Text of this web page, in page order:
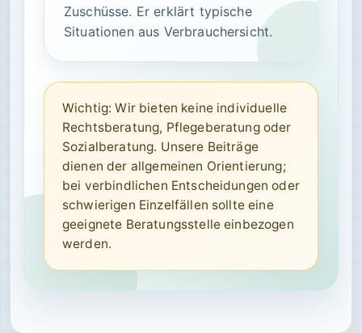
Zuschüsse. Er erklärt typische
Situationen aus Verbrauchersicht.
Wichtig: Wir bieten keine individuelle
Rechtsberatung, Pflegeberatung oder
Sozialberatung. Unsere Beiträge
dienen der allgemeinen Orientierung;
bei verbindlichen Entscheidungen oder
schwierigen Einzelfällen sollte eine
geeignete Beratungsstelle einbezogen
werden.